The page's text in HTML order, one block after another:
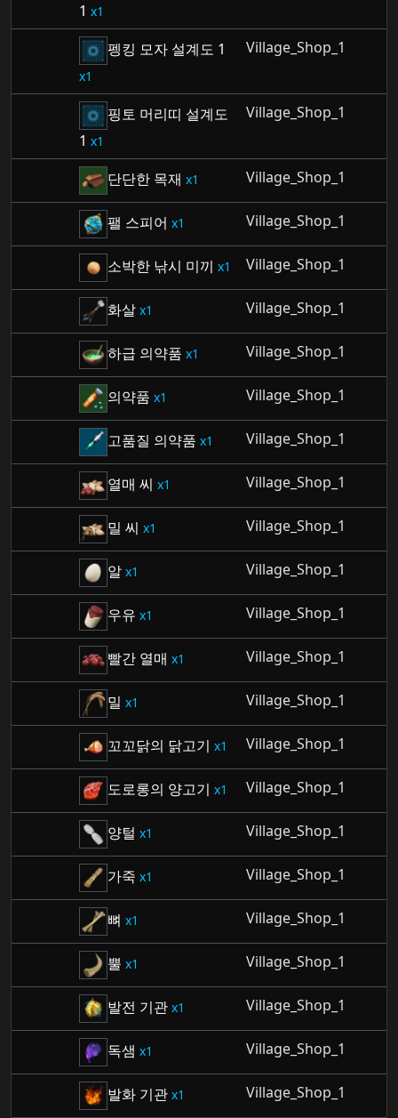
1
1
펭킹 모자 설계도 1
1
Village_Shop_1
핑토 머리띠 설계도
1
1
Village_Shop_1
단단한 목재 1 Village_Shop_1
팰 스피어 1 Village_Shop_1
소박한 낚시 미끼 1 Village_Shop_1
화살 1 Village_Shop_1
하급 의약품 1 Village_Shop_1
의약품 1 Village_Shop_1
고품질 의약품 1 Village_Shop_1
열매 씨 1 Village_Shop_1
밀 씨 1 Village_Shop_1
알 1 Village_Shop_1
우유 1 Village_Shop_1
빨간 열매 1 Village_Shop_1
밀 1 Village_Shop_1
꼬꼬닭의 닭고기 1 Village_Shop_1
도로롱의 양고기 1 Village_Shop_1
양털 1 Village_Shop_1
가죽 1 Village_Shop_1
뼈 1 Village_Shop_1
뿔 1 Village_Shop_1
발전 기관 1 Village_Shop_1
독샘 1 Village_Shop_1
발화 기관 1 Village_Shop_1